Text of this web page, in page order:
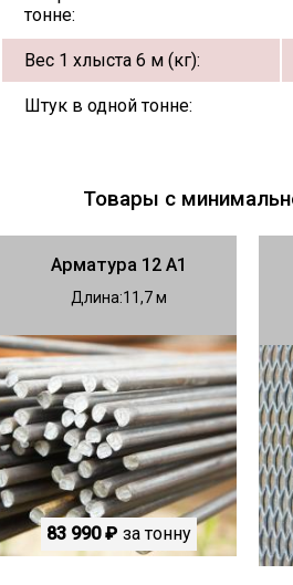
тонне:
Вес 1 хлыста 6 м (кг):
Штук в одной тонне:
Товары с
Арматура 12 А1
Длина 11,7
83 990 ₽ за тонну